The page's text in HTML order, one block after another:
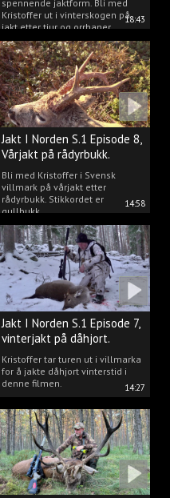
18:43
spennende jaktform. Bli med
Kristoffer ut i vinterskogen på
jakt etter tiur og orrhaner.
14:58
Jakt I Norden S.1 Episode 8,
Vårjakt på rådyrbukk.
Bli med Kristoffer i Svensk
villmark på vårjakt etter
rådyrbukk. Stikkordet er
gullbukk.
14:27
Jakt I Norden S.1 Episode 7,
vinterjakt på dåhjort.
Kristoffer tar turen ut i villmarka
for å jakte dåhjort vinterstid i
denne filmen.